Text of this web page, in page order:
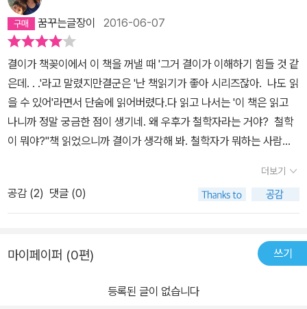
꿈꾸는글장이 2016-06-07
결이가 책꽂이에서 이 책을 꺼낼 때 '그거 결이가 이해하기 힘들 것 같
은데. . .'라고 말렸지만결군은 '난 책읽기가 좋아 시리즈잖아. 나도 읽
을 수 있어'라면서 단숨에 읽어버렸다.다 읽고 나서는 '이 책은 읽고
나니까 정말 궁금한 점이 생기네. 왜 우후가 철학자라는 거야? 철학
이 뭐야?''책 읽었으니까 결이가 생각해 봐. 철학자가 뭐하는 사람일
줘'보리국어사전을 함께 찾아볼걸. 귀찮아서 검색해서 읽어줬더니
'궁금한 점이 꼬리에 꼬리를 무네. 도대체 근본문제는 또 뭐야?'(국어
사전은 정말 어려운 문장으로 철학을 설명하고 있었다.)'그 책 맨 뒤
고, 그것에 대한 답을 생각해내는 게 철학자야? 나도 그런 생각해 본
고 나는 왜 사는지에 대해. . .''어머. 우리 아들이 철학자였네. 그래
더보기
공감 (2) 댓글 (0)
마이페이퍼 (0편) 쓰기
등록된 글이 없습니다